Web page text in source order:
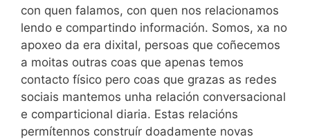
con quen falamos, con quen nos relacionamos
lendo e compartindo información. Somos, xa no
apoxeo da era dixital, persoas que coñecemos
a moitas outras coas que apenas temos
contacto físico pero coas que grazas as redes
sociais mantemos unha relación conversacional
e comparticional diaria. Estas relacións
permítennos construír doadamente novas